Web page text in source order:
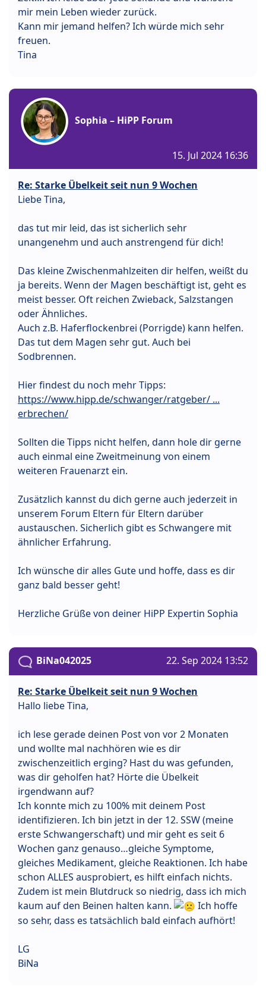
mir mein Leben wieder zurück.
Kann mir jemand helfen? Ich würde mich sehr
freuen.
Tina
Sophia – HiPP Forum
15. Jul 2024 16:36
Re: Starke Übelkeit seit nun 9 Wochen
Liebe Tina,
das tut mir leid, das ist sicherlich sehr
unangenehm und auch anstrengend für dich!
Das kleine Zwischenmahlzeiten dir helfen, weißt du
ja bereits. Wenn der Magen beschäftigt ist, geht es
meist besser. Oft reichen Zwieback, Salzstangen
oder Ähnliches.
Auch z.B. Haferflockenbrei (Porrigde) kann helfen.
Das tut dem Magen sehr gut. Auch bei
Sodbrennen.
Hier findest du noch mehr Tipps:
https://www.hipp.de/schwanger/ratgeber/ ...
erbrechen/
Sollten die Tipps nicht helfen, dann hole dir gerne
auch einmal eine Zweitmeinung von einem
weiteren Frauenarzt ein.
Zusätzlich kannst du dich gerne auch jederzeit in
unserem Forum Eltern für Eltern darüber
austauschen. Sicherlich gibt es Schwangere mit
ähnlicher Erfahrung.
Ich wünsche dir alles Gute und hoffe, dass es dir
ganz bald besser geht!
Herzliche Grüße von deiner HiPP Expertin Sophia
BiNa042025 22. Sep 2024 13:52
Re: Starke Übelkeit seit nun 9 Wochen
Hallo liebe Tina,
ich lese gerade deinen Post von vor 2 Monaten
und wollte mal nachhören wie es dir
zwischenzeitlich erging? Hast du was gefunden,
was dir geholfen hat? Hörte die Übelkeit
irgendwann auf?
Ich konnte mich zu 100% mit deinem Post
identifizieren. Ich bin jetzt in der 12. SSW (meine
erste Schwangerschaft) und mir geht es seit 6
Wochen ganz genauso…gleiche Symptome,
gleiches Medikament, gleiche Reaktionen. Ich habe
schon ALLES ausprobiert, es hilft einfach nichts.
Zudem ist mein Blutdruck so niedrig, dass ich mich
kaum auf den Beinen halten kann.
Ich hoffe
so sehr, dass es tatsächlich bald einfach aufhört!
LG
BiNa